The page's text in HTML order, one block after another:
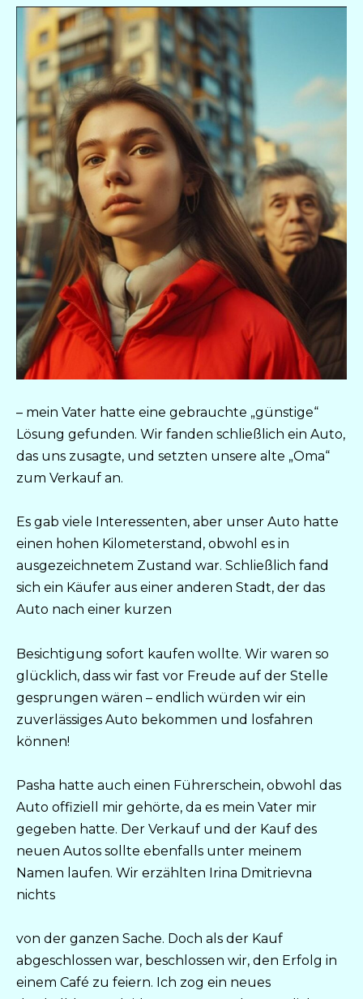
– mein Vater hatte eine gebrauchte „günstige“
Lösung gefunden. Wir fanden schließlich ein Auto,
das uns zusagte, und setzten unsere alte „Oma“
zum Verkauf an.
Es gab viele Interessenten, aber unser Auto hatte
einen hohen Kilometerstand, obwohl es in
ausgezeichnetem Zustand war. Schließlich fand
sich ein Käufer aus einer anderen Stadt, der das
Auto nach einer kurzen
Besichtigung sofort kaufen wollte. Wir waren so
glücklich, dass wir fast vor Freude auf der Stelle
gesprungen wären – endlich würden wir ein
zuverlässiges Auto bekommen und losfahren
können!
Pasha hatte auch einen Führerschein, obwohl das
Auto offiziell mir gehörte, da es mein Vater mir
gegeben hatte. Der Verkauf und der Kauf des
neuen Autos sollte ebenfalls unter meinem
Namen laufen. Wir erzählten Irina Dmitrievna
nichts
von der ganzen Sache. Doch als der Kauf
abgeschlossen war, beschlossen wir, den Erfolg in
einem Café zu feiern. Ich zog ein neues